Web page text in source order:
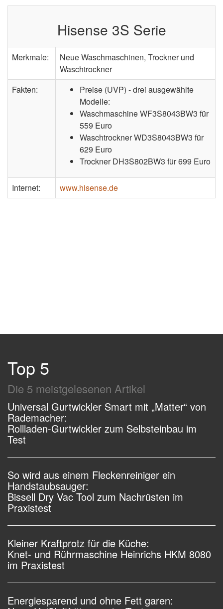
Hisense 3S Serie
Merkmale:
Neue Waschmaschinen, Trockner und
Waschtrockner
Fakten:
Preise (UVP) - drei ausgewählte
Modelle:
Waschmaschine WF3S8043BW3 für
559 Euro
Waschtrockner WD3S8043BW3 für
629 Euro
Trockner DH3S802BW3 für 699 Euro
Internet: www.hisense.de
Top 5
Die 5 meistgelesenen Artikel
Universal Gurtwickler Smart mit „Matter“ von
Rademacher:
Rollladen-Gurtwickler zum Selbsteinbau im
Test
So wird aus einem Fleckenreiniger ein
Handstaubsauger:
Bissell Dry Vac Tool zum Nachrüsten im
Praxistest
Kleiner Kraftprotz für die Küche:
Knet- und Rührmaschine Heinrichs HKM 8080
im Praxistest
Energiesparend und ohne Fett garen: